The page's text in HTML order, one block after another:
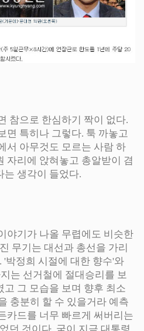
참으로 한심하기 짝이 없다.
면 특히나 그렇다. 툭 까놓고
서 아무것도 모르는 사람 하
자리에 앉혀놓고 총알받이 겸
는 생각이 들었다.
야기가 나올 무렵에도 비슷한
무기는 대선과 총선을 가리
'박정희 시절에 대한 향수'와
는 선거철에 절대승리를 보
그 모습을 보며 향후 최소
충분히 할 수 있을거라 예측
카드를 너무 빠르게 써버리는